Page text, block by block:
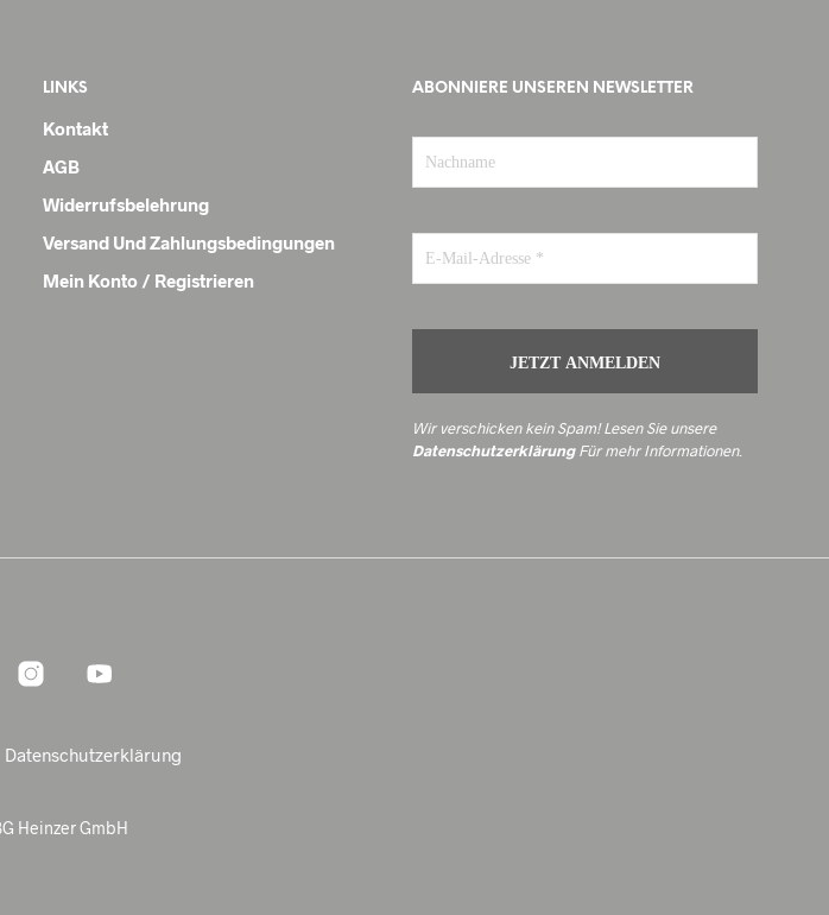
LINKS
Kontakt
AGB
Widerrufsbelehrung
Versand Und Zahlungsbedingungen
Mein Konto / Registrieren
ABONNIERE UNSEREN NEWSLETTER
Wir verschicken kein Spam! Lesen Sie unsere
DatenschutzerklärungFür mehr Informationen.
Datenschutzerklärung
Heinzer GmbH